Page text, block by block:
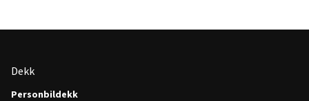
Dekk
Personbildekk